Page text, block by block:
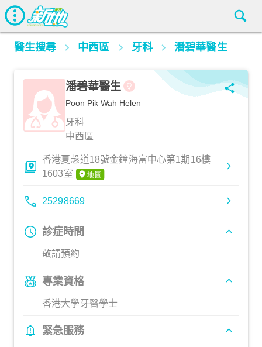
醫生搜尋 中西區 牙科 潘碧華醫生
潘碧華醫生
Poon Pik Wah Helen
牙科
中西區
香港夏愨道18號金鐘海富中心第1期16樓
1603室
25298669
診症時間
敬請預約
專業資格
香港大學牙醫學士
緊急服務